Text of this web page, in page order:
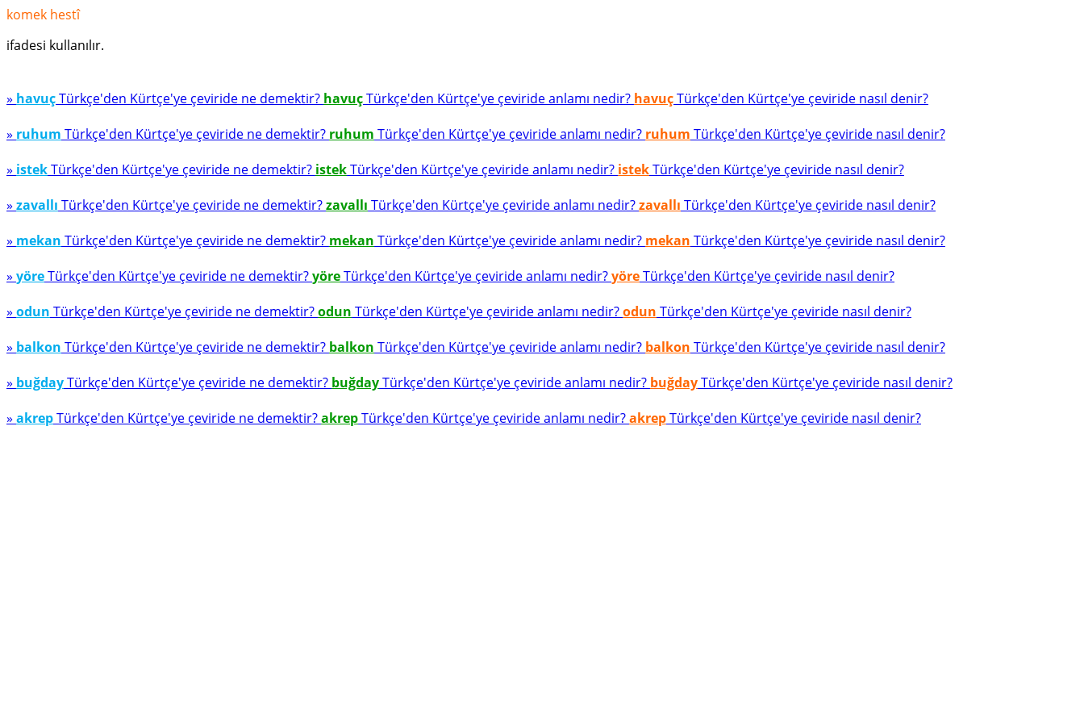
komek hestî
ifadesi kullanılır.
» havuçTürkçe'den Kürtçe'ye çeviride ne demektir? havuçTürkçe'den Kürtçe'ye çeviride anlamı nedir? havuçTürkçe'den Kürtçe'ye çeviride nasıl denir?
» ruhum Türkçe'den Kürtçe'ye çeviride ne demektir? ruhum Türkçe'den Kürtçe'ye çeviride anlamı nedir? ruhum Türkçe'den Kürtçe'ye çeviride nasıl denir?
» istekTürkçe'den Kürtçe'ye çeviride ne demektir? istekTürkçe'den Kürtçe'ye çeviride anlamı nedir? istekTürkçe'den Kürtçe'ye çeviride nasıl denir?
» zavallı Türkçe'den Kürtçe'ye çeviride ne demektir?zavallı Türkçe'den Kürtçe'ye çeviride anlamı nedir?zavallı Türkçe'den Kürtçe'ye çeviride nasıl denir?
» mekan Türkçe'den Kürtçe'ye çeviride ne demektir? mekan Türkçe'den Kürtçe'ye çeviride anlamı nedir? mekan Türkçe'den Kürtçe'ye çeviride nasıl denir?
» yöreTürkçe'den Kürtçe'ye çeviride ne demektir?yöreTürkçe'den Kürtçe'ye çeviride anlamı nedir?yöreTürkçe'den Kürtçe'ye çeviride nasıl denir?
» odun Türkçe'den Kürtçe'ye çeviride ne demektir?odun Türkçe'den Kürtçe'ye çeviride anlamı nedir?odun Türkçe'den Kürtçe'ye çeviride nasıl denir?
» balkon Türkçe'den Kürtçe'ye çeviride ne demektir? balkon Türkçe'den Kürtçe'ye çeviride anlamı nedir? balkon Türkçe'den Kürtçe'ye çeviride nasıl denir?
» buğdayTürkçe'den Kürtçe'ye çeviride ne demektir? buğdayTürkçe'den Kürtçe'ye çeviride anlamı nedir? buğdayTürkçe'den Kürtçe'ye çeviride nasıl denir?
» akrepTürkçe'den Kürtçe'ye çeviride ne demektir?akrepTürkçe'den Kürtçe'ye çeviride anlamı nedir?akrepTürkçe'den Kürtçe'ye çeviride nasıl denir?